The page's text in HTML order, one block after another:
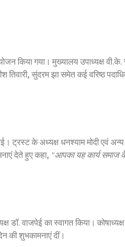
किया गया। मुख्यालय उपाध्यक्षवी.के.
तिवारी,सुंदरम झासमेत कई वरिष्ठ
ट्रस्ट के अध्यक्षधनश्याम मोदीएवं अन्य
देते हुए कहा, "आपका यह कार्य समाज
डॉ. वाजपेई का स्वागत किया।
की शुभकामनाएं दीं।